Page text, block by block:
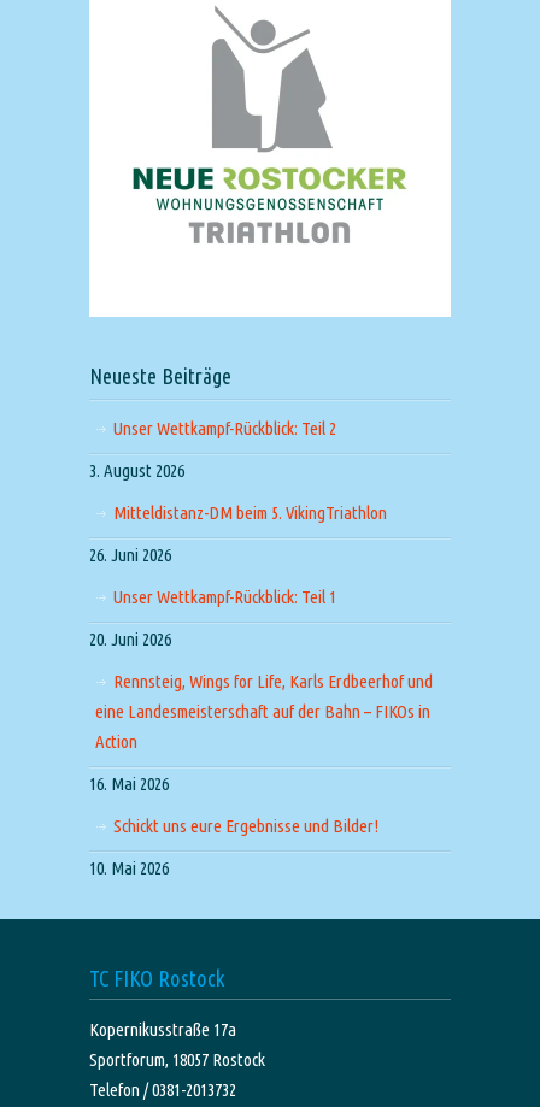
Neueste Beiträge
Unser Wettkampf-Rückblick: Teil 2
3. August 2026
Mitteldistanz-DM beim 5. VikingTriathlon
26. Juni 2026
Unser Wettkampf-Rückblick: Teil 1
20. Juni 2026
Rennsteig, Wings for Life, Karls Erdbeerhof und
eine Landesmeisterschaft auf der Bahn – FIKOs in
Action
16. Mai 2026
Schickt uns eure Ergebnisse und Bilder!
10. Mai 2026
TC FIKO Rostock
Kopernikusstraße 17a
Sportforum, 18057 Rostock
Telefon / 0381-2013732